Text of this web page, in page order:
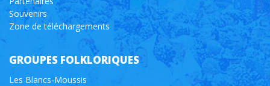
Souvenirs
Zone de téléchargements
GROUPES FOLKLORIQUES
Les Blancs-Moussis